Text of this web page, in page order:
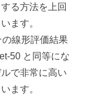
る方法を上回
ます。
線形評価結果
50 と同等にな
で非常に高い
ます。